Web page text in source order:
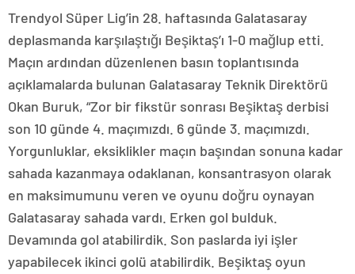
Trendyol Süper Lig’in 28. haftasında Galatasaray
deplasmanda karşılaştığı Beşiktaş’ı 1-0 mağlup etti.
Maçın ardından düzenlenen basın toplantısında
açıklamalarda bulunan Galatasaray Teknik Direktörü
Okan Buruk, “Zor bir fikstür sonrası Beşiktaş derbisi
son 10 günde 4. maçımızdı. 6 günde 3. maçımızdı.
Yorgunluklar, eksiklikler maçın başından sonuna kadar
sahada kazanmaya odaklanan, konsantrasyon olarak
en maksimumunu veren ve oyunu doğru oynayan
Galatasaray sahada vardı. Erken gol bulduk.
Devamında gol atabilirdik. Son paslarda iyi işler
yapabilecek ikinci golü atabilirdik. Beşiktaş oyun